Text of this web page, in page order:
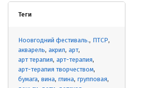
Теги
Ноовгодний фестиваль. ПТСР
акварель акрил арт
арт терапия арт-терапия
арт-терапия творчеством
бумага вина глина групповая